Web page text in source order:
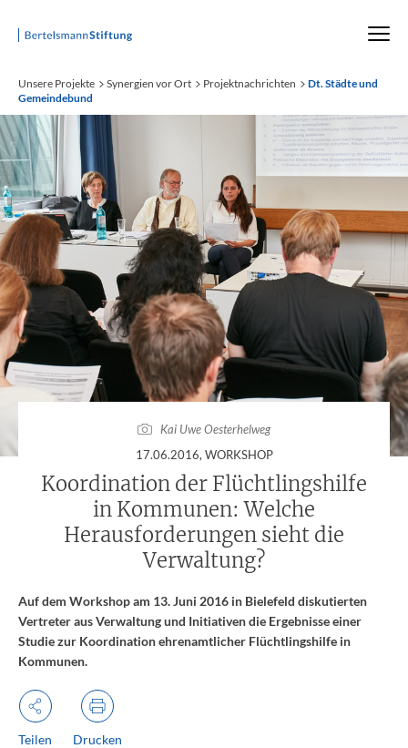
Startseite
Unsere Projekte Synergien vor Ort Projektnachrichten
Dt. Städte und
Gemeindebund
Kai Uwe Oesterhelweg
17.06.2016, WORKSHOP:
Koordination der Flüchtlingshilfe
in Kommunen: Welche
Herausforderungen sieht die
Verwaltung?
Auf dem Workshop am 13. Juni 2016 in Bielefeld diskutierten
Vertreter aus Verwaltung und Initiativen die Ergebnisse einer
Studie zur Koordination ehrenamtlicher Flüchtlingshilfe in
Kommunen.
Teilen Drucken